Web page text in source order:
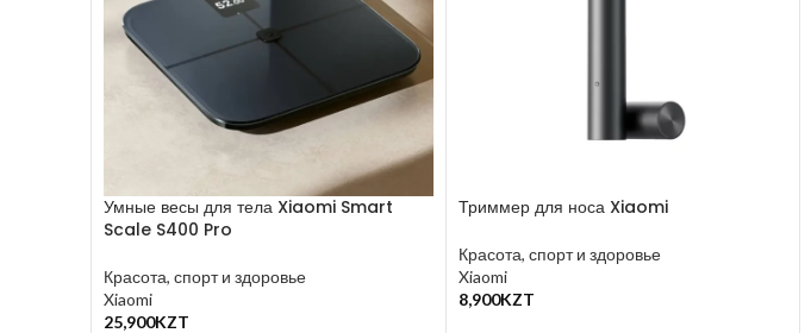
Умные весы для тела Xiaomi Smart
Scale S400 Pro
Красота, спорт и здоровье
Xiaomi
25,900KZT
Триммер для носа Xiaomi
Красота, спорт и здоровье
Xiaomi
8,900KZT